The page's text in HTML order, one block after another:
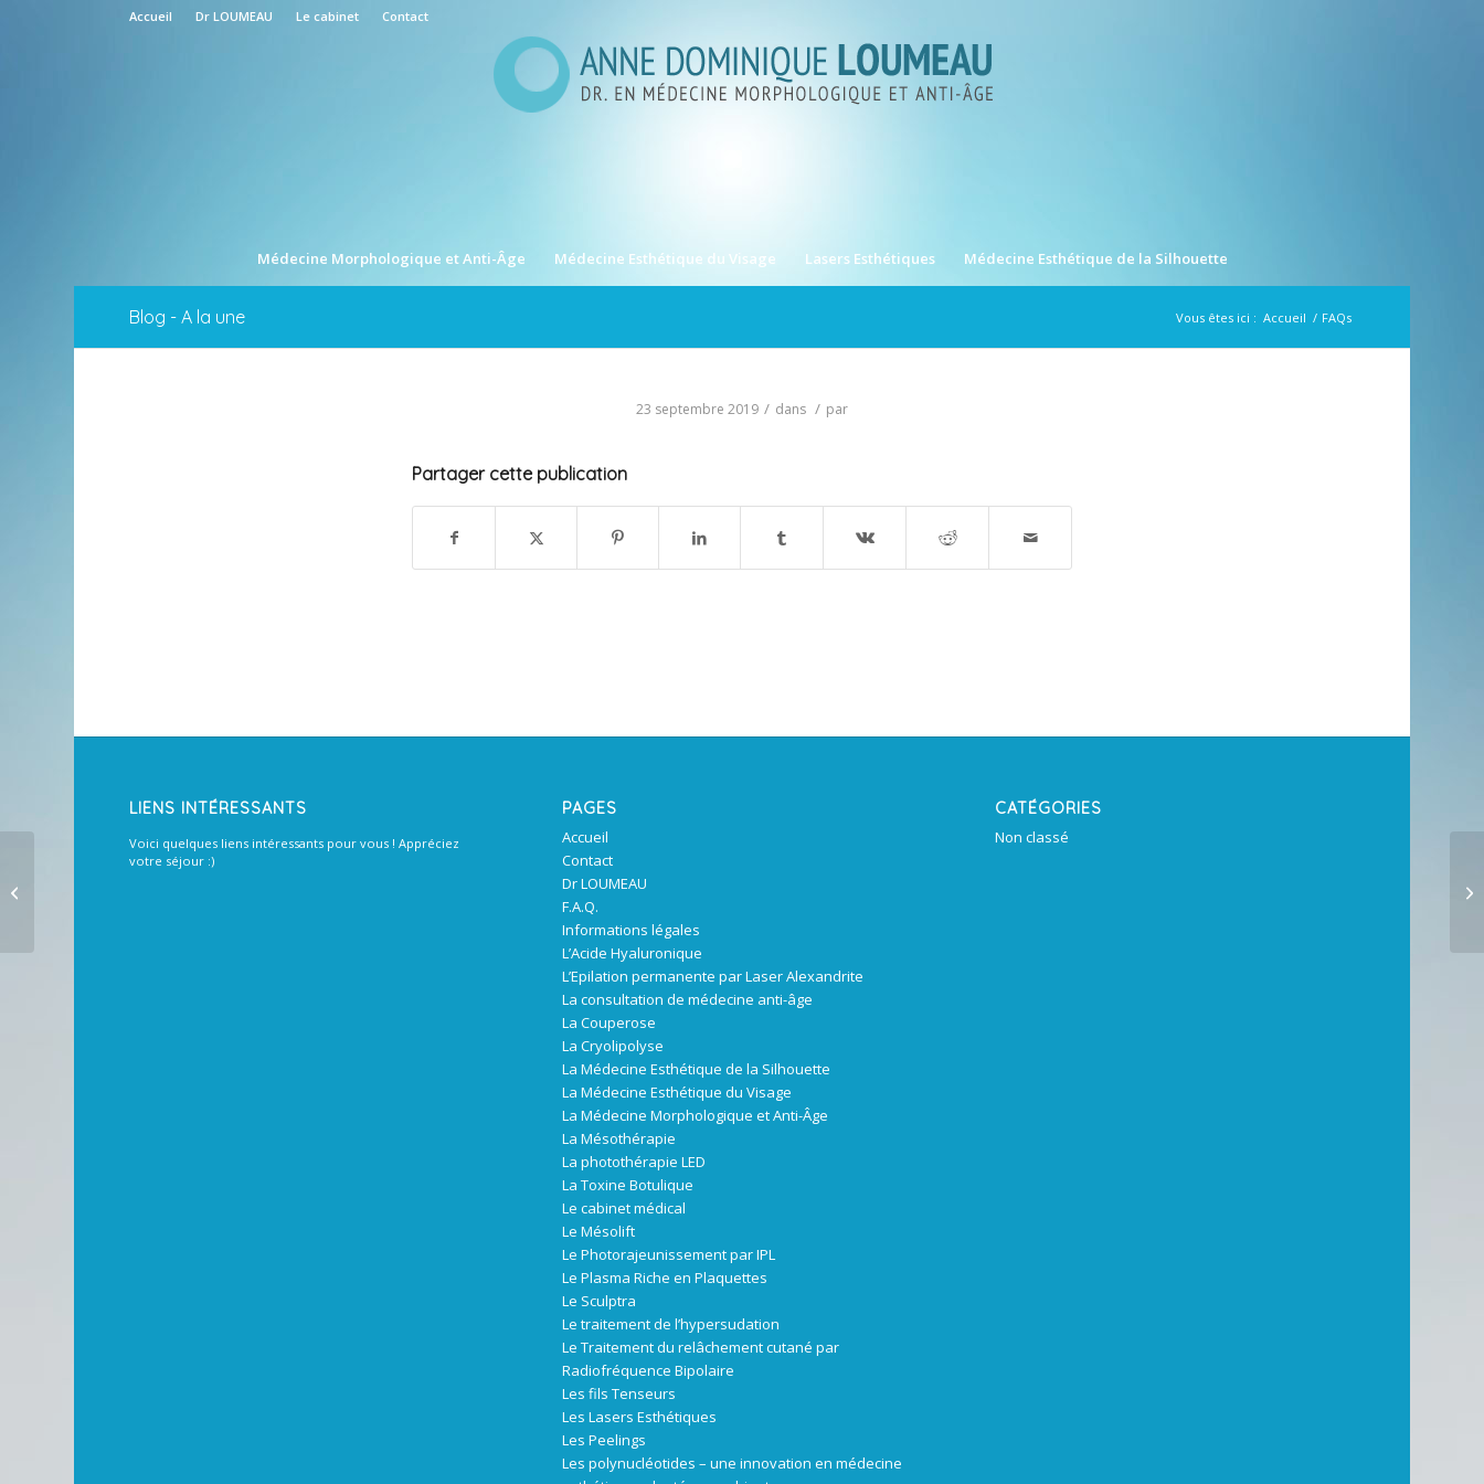
Accueil Dr LOUMEAU Le cabinet Contact
Médecine Morphologique et Anti-Âge Médecine Esthétique du Visage Lasers Esthétiques Médecine Esthétique de la Silhouette
Blog - A la une Vous êtes ici : Accueil / FAQs
23 septembre 2019 / dans / par
Partager cette publication
LIENS INTÉRESSANTS
Voici quelques liens intéressants pour vous ! Appréciez
votre séjour :)
PAGES
Accueil
Contact
Dr LOUMEAU
F.A.Q.
Informations légales
L’Acide Hyaluronique
L’Epilation permanente par Laser Alexandrite
La consultation de médecine anti-âge
La Couperose
La Cryolipolyse
La Médecine Esthétique de la Silhouette
La Médecine Esthétique du Visage
La Médecine Morphologique et Anti-Âge
La Mésothérapie
La photothérapie LED
La Toxine Botulique
Le cabinet médical
Le Mésolift
Le Photorajeunissement par IPL
Le Plasma Riche en Plaquettes
Le Sculptra
Le traitement de l’hypersudation
Le Traitement du relâchement cutané par
Radiofréquence Bipolaire
Les fils Tenseurs
Les Lasers Esthétiques
Les Peelings
Les polynucléotides – une innovation en médecine
CATÉGORIES
Non classé